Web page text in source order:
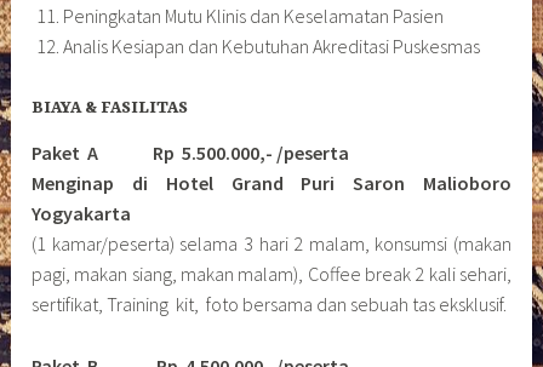
Peningkatan Mutu Klinis dan Keselamatan Pasien
Analis Kesiapan dan Kebutuhan Akreditasi Puskesmas
BIAYA & FASILITAS
Paket A Rp 5.500.000,- /peserta
Menginap di Hotel Grand Puri Saron Malioboro
Yogyakarta
(1 kamar/peserta) selama 3 hari 2 malam, konsumsi (makan
pagi, makan siang, makan malam), Coffee break 2 kali sehari,
sertifikat, Training kit, foto bersama dan sebuah tas eksklusif.